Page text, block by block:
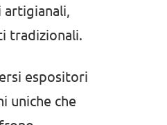
tradizionali.
espositori
uniche che